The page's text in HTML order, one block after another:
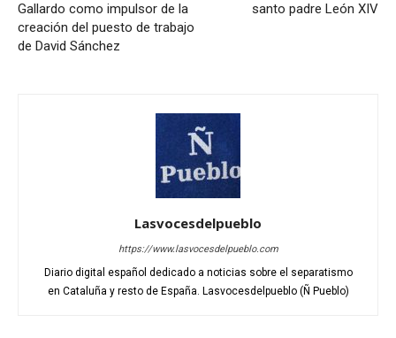
Gallardo como impulsor de la
creación del puesto de trabajo
de David Sánchez
santo padre León XIV
Lasvocesdelpueblo
https://www.lasvocesdelpueblo.com
Diario digital español dedicado a noticias sobre el separatismo
en Cataluña y resto de España. Lasvocesdelpueblo (Ñ Pueblo)